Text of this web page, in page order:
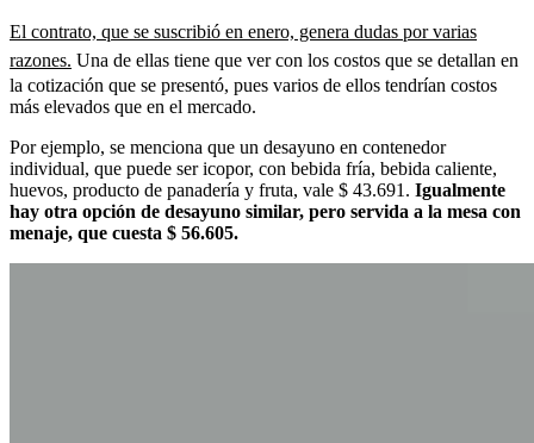
El contrato, que se suscribió en enero, genera dudas por varias
razones. Una de ellas tiene que ver con los costos que se detallan en
la cotización que se presentó, pues varios de ellos tendrían costos
más elevados que en el mercado.
Por ejemplo, se menciona que un desayuno en contenedor
individual, que puede ser icopor, con bebida fría, bebida caliente,
huevos, producto de panadería y fruta, vale $ 43.691. Igualmente
hay otra opción de desayuno similar, pero servida a la mesa con
menaje, que cuesta $ 56.605.